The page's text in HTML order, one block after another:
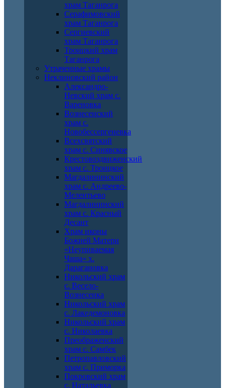
храм Таганрога
Серафимовский
храм Таганрога
Сергиевский
храм Таганрога
Троицкий храм
Таганрога
Утраченные храмы
Неклиновский район
Александро-
Невский храм с.
Вареновка
Вознесенский
храм с.
Новобессергеневка
Всехсвятский
храм с. Синявское
Крестовоздвиженский
храм с. Троицкое
Магдалининский
храм с. Андреево-
Мелентьево
Магдалининский
храм с. Красный
Десант
Храм иконы
Божией Матери
«Неупиваемая
Чаша» х.
Дарагановка
Никольский храм
с. Весело-
Вознесенка
Никольский храм
с. Лакедемоновка
Никольский храм
с. Николаевка
Преображенский
храм с. Самбек
Петропавловский
храм с. Приморка
Покровский храм
с. Натальевка